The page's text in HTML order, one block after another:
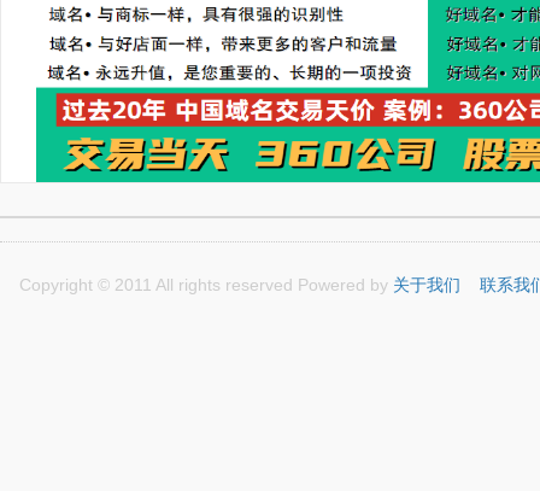
Copyright © 2011 All rights reserved Powered by 关于我们 联系我